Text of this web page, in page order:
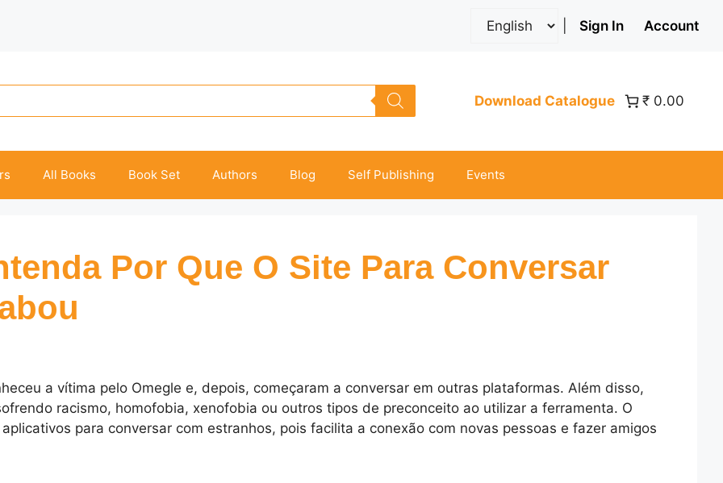
Sign In Account
Download Catalogue ₹ 0.00
All Books Book Set Authors Blog Self Publishing Events
Por Que O Site Para Conversar
a vítima pelo Omegle e, depois, começaram a conversar em outras plataformas. Além disso,
racismo, homofobia, xenofobia ou outros tipos de preconceito ao utilizar a ferramenta. O
para conversar com estranhos, pois facilita a conexão com novas pessoas e fazer amigos